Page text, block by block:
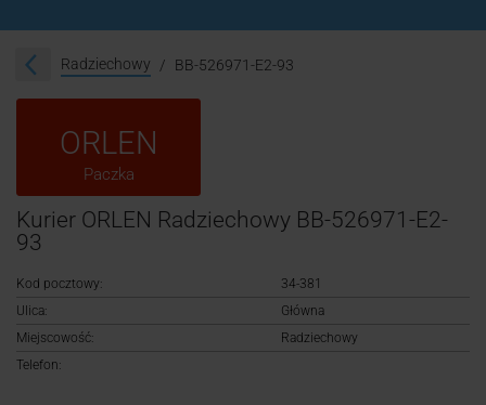
Śledzenie przesyłki
Rejestracja
Radziechowy BB-526971-E2-93
ORLEN
Paczka
Kurier ORLEN Radziechowy BB-526971-E2-
93
Kod pocztowy:
34-381
Ulica:
Główna
Miejscowość:
Radziechowy
Telefon: